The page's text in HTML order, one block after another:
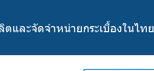
ตและจัดจำหน่ายกระเบื้องในไทย